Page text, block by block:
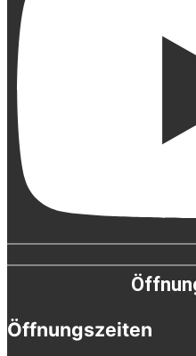
Öffnungszeiten